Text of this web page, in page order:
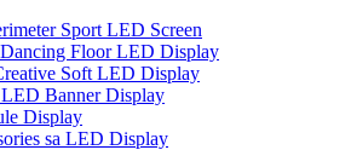
Sport LED Screen
Floor LED Display
Soft LED Display
LED Banner Display
Display
sa LED Display